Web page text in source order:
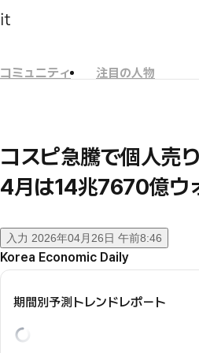
コミュニティ
注目の人物
コスピ急騰で個人売
4月は14兆7670億ウ
入力 2026年04月26日 午前8:46
Korea Economic Daily
期間別予測トレンドレポート